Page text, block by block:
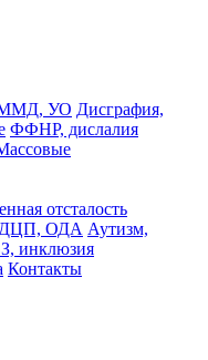
УО Дисграфия,
ФФНР, дислалия
отсталость
ДЦП, ОДА Аутизм,
инклюзия
Контакты